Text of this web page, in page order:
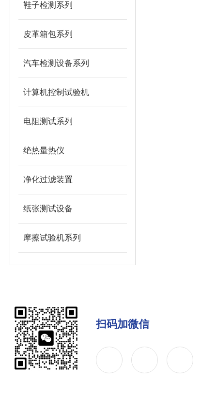
鞋子检测系列
皮革箱包系列
汽车检测设备系列
计算机控制试验机
电阻测试系列
绝热量热仪
净化过滤装置
纸张测试设备
摩擦试验机系列
扫码加微信